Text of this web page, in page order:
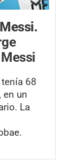
68
en un
La